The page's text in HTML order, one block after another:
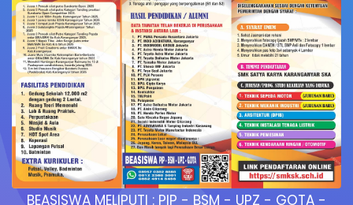
BEASISWA MELIPUTI : PIP - BSM - UPZ - GOTA -